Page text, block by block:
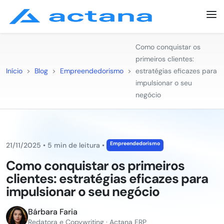
Início > Blog > Empreendedorismo >
Como conquistar os
primeiros clientes:
estratégias eficazes para
impulsionar o seu
negócio
21/11/2025 • 5 min de leitura • Empreendedorismo
Como conquistar os primeiros
clientes: estratégias eficazes para
impulsionar o seu negócio
Bárbara Faria
Redatora e Copywriting · Actana ERP